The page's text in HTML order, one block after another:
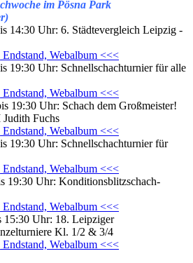
im Pösna Park
14:30 Uhr: 6. Städtevergleich Leipzig -
Webalbum <<<
19:30 Uhr: Schnellschachturnier für alle
Webalbum <<<
19:30 Uhr: Schach dem Großmeister!
Fuchs
Webalbum <<<
19:30 Uhr: Schnellschachturnier für
Webalbum <<<
19:30 Uhr: Konditionsblitzschach-
Webalbum <<<
15:30 Uhr: 18. Leipziger
Kl. 1/2 & 3/4
Webalbum <<<